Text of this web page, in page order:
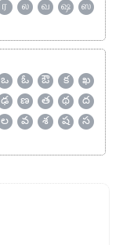
ர ல வ ஷ
ஸ
ఒ ఓ ఔ క
ఖ
ఢ ణ త థ
ద
ల వ శ ష
స